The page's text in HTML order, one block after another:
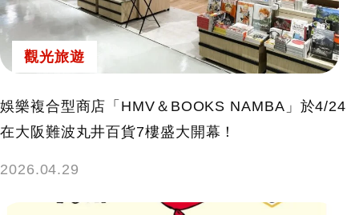
觀光旅遊
娛樂複合型商店「HMV＆BOOKS NAMBA」於4/24
在大阪難波丸井百貨7樓盛大開幕！
2026.04.29